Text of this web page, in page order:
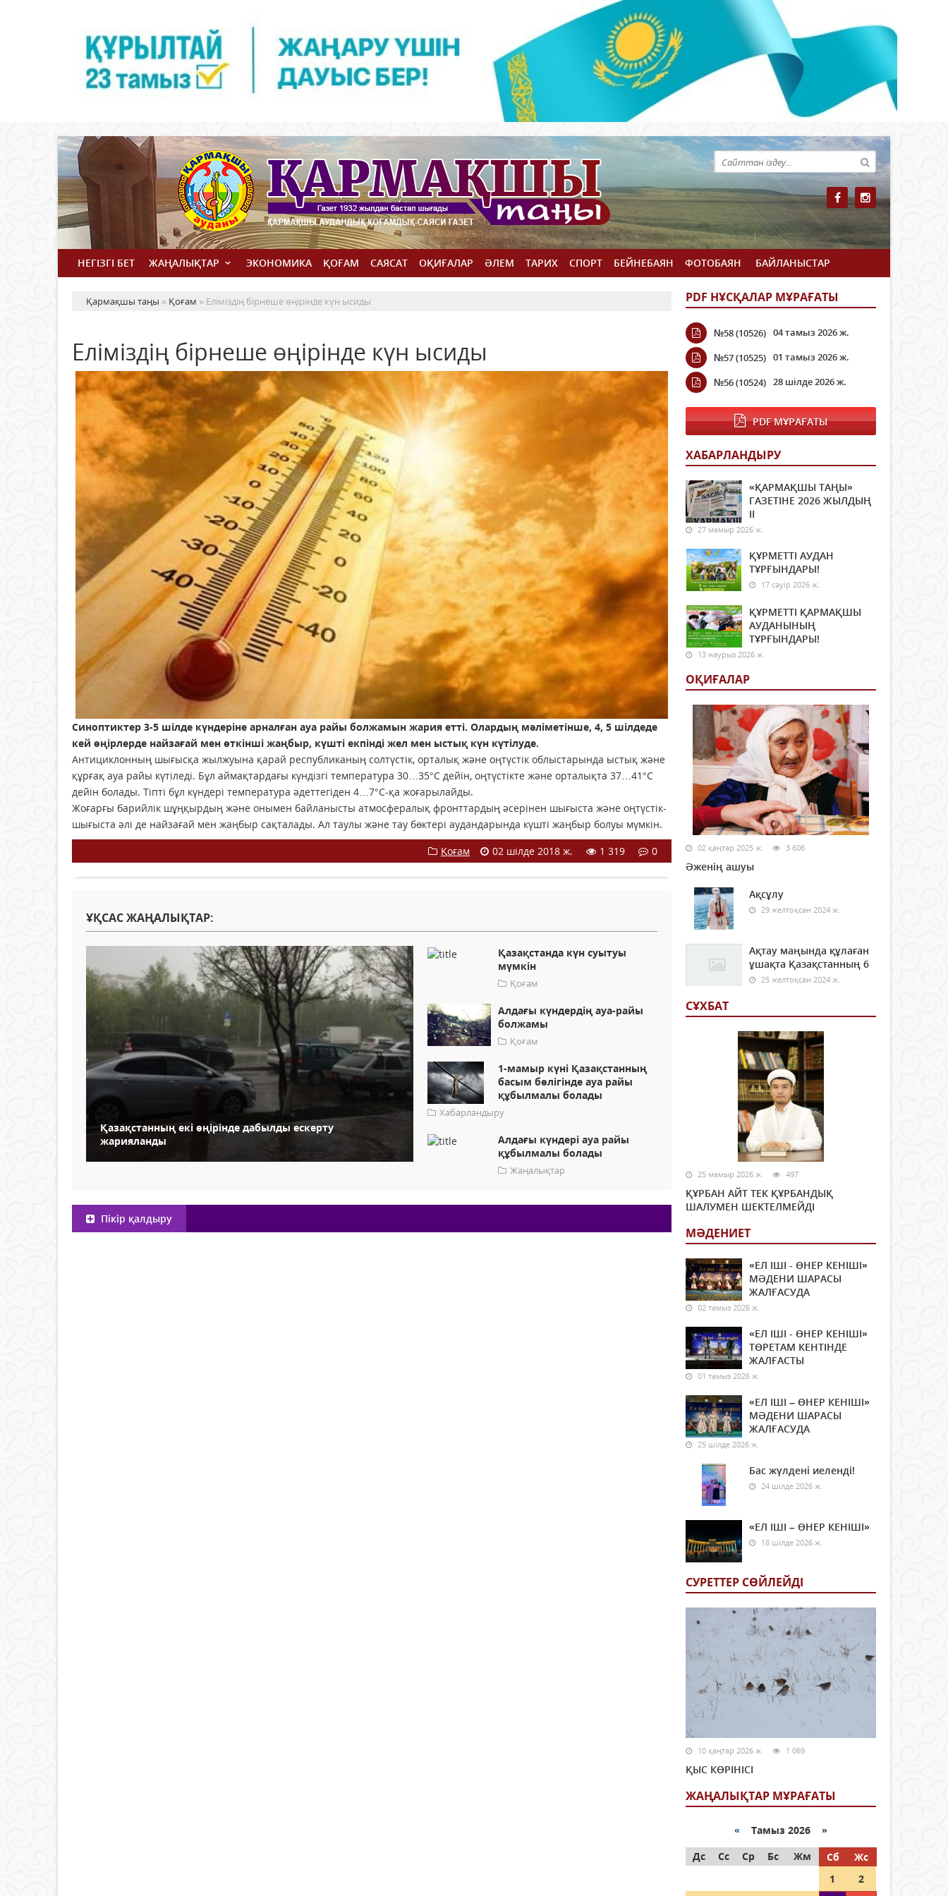
НЕГІЗГІ БЕТ ЖАҢАЛЫҚТАР ЭКОНОМИКА ҚОҒАМ САЯСАТ ОҚИҒАЛАР ӘЛЕМ ТАРИХ СПОРТ БЕЙНЕБАЯН ФОТОБАЯН БАЙЛАНЫСТАР
Қармақшы таңы » Қоғам » Еліміздің бірнеше өңірінде күн ысиды
Еліміздің бірнеше өңірінде күн ысиды
Синоптиктер 3-5 шілде күндеріне арналған ауа райы болжамын жария етті. Олардың мәліметінше, 4, 5 шілдеде
кей өңірлерде найзағай мен өткінші жаңбыр, күшті екпінді жел мен ыстық күн күтілуде.
Антициклонның шығысқа жылжуына қарай республиканың солтүстік, орталық және оңтүстік облыстарында ыстық және
құрғақ ауа райы күтіледі. Бұл аймақтардағы күндізгі температура 30…35°С дейін, оңтүстікте және орталықта 37…41°С
дейін болады. Тіпті бұл күндері температура әдеттегіден 4…7°С-қа жоғарылайды.
Жоғарғы барийлік шұңқырдың және онымен байланысты атмосфералық фронттардың әсерінен шығыста және оңтүстік-
шығыста әлі де найзағай мен жаңбыр сақталады. Ал таулы және тау бөктері аудандарында күшті жаңбыр болуы мүмкін.
Қоғам
02 шілде 2018 ж. 1 319 0
ҰҚСАС ЖАҢАЛЫҚТАР:
Қазақстанның екі өңірінде дабылды ескерту
жарияланды
Қазақстанда күн суытуы
мүмкін
Қоғам
Алдағы күндердің ауа-райы
болжамы
Қоғам
1-мамыр күні Қазақстанның
басым бөлігінде ауа райы
құбылмалы болады
Хабарландыру
Алдағы күндері ауа райы
құбылмалы болады
Жаңалықтар
Пікір қалдыру
PDF НҰСҚАЛАР МҰРАҒАТЫ
№58 (10526) 04 тамыз 2026 ж.
№57 (10525) 01 тамыз 2026 ж.
№56 (10524) 28 шілде 2026 ж.
PDF МҰРАҒАТЫ
ХАБАРЛАНДЫРУ
«ҚАРМАҚШЫ ТАҢЫ»
ГАЗЕТІНЕ 2026 ЖЫЛДЫҢ
ІI
27 мамыр 2026 ж.
ҚҰРМЕТТІ АУДАН
ТҰРҒЫНДАРЫ!
17 сәуір 2026 ж.
ҚҰРМЕТТІ ҚАРМАҚШЫ
АУДАНЫНЫҢ
ТҰРҒЫНДАРЫ!
13 наурыз 2026 ж.
ОҚИҒАЛАР
02 қаңтар 2025 ж. 3 606
Әженің ашуы
Ақсұлу
29 желтоқсан 2024 ж.
Ақтау маңында құлаған
ұшақта Қазақстанның 6
25 желтоқсан 2024 ж.
СҰХБАТ
25 мамыр 2026 ж. 497
ҚҰРБАН АЙТ ТЕК ҚҰРБАНДЫҚ
ШАЛУМЕН ШЕКТЕЛМЕЙДІ
МӘДЕНИЕТ
«ЕЛ ІШІ - ӨНЕР КЕНІШІ»
МӘДЕНИ ШАРАСЫ
ЖАЛҒАСУДА
02 тамыз 2026 ж.
«ЕЛ ІШІ - ӨНЕР КЕНІШІ»
ТӨРЕТАМ КЕНТІНДЕ
ЖАЛҒАСТЫ
01 тамыз 2026 ж.
«ЕЛ ІШІ – ӨНЕР КЕНІШІ»
МӘДЕНИ ШАРАСЫ
ЖАЛҒАСУДА
25 шілде 2026 ж.
Бас жүлдені иеленді!
24 шілде 2026 ж.
«ЕЛ ІШІ – ӨНЕР КЕНІШІ»
18 шілде 2026 ж.
СУРЕТТЕР СӨЙЛЕЙДI
10 қаңтар 2026 ж. 1 069
ҚЫС КӨРІНІСІ
ЖАҢАЛЫҚТАР МҰРАҒАТЫ
« Тамыз 2026 »
Дс
Сс Ср Бс Жм Сб
Жс
1
2